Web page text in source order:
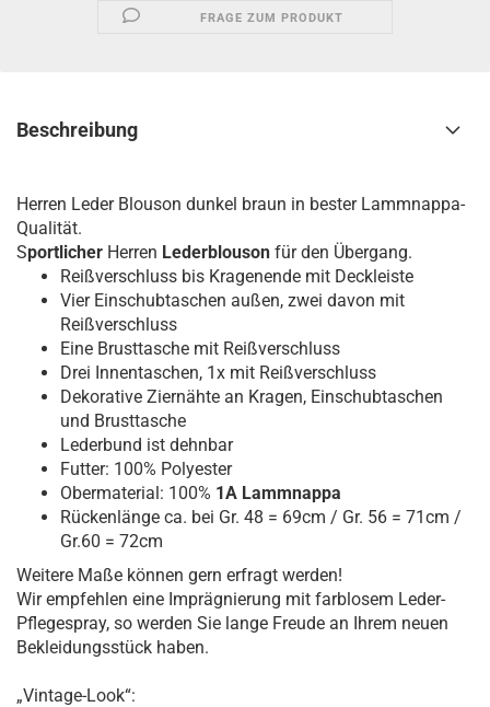
FRAGE ZUM PRODUKT
Beschreibung
Herren Leder Blouson dunkel braun in bester Lammnappa-
Qualität.
Sportlicher Herren Lederblouson für den Übergang.
Reißverschluss bis Kragenende mit Deckleiste
Vier Einschubtaschen außen, zwei davon mit
Reißverschluss
Eine Brusttasche mit Reißverschluss
Drei Innentaschen, 1x mit Reißverschluss
Dekorative Ziernähte an Kragen, Einschubtaschen
und Brusttasche
Lederbund ist dehnbar
Futter: 100% Polyester
Obermaterial: 100% 1A Lammnappa
Rückenlänge ca. bei Gr. 48 = 69cm / Gr. 56 = 71cm /
Gr.60 = 72cm
Weitere Maße können gern erfragt werden!
Wir empfehlen eine Imprägnierung mit farblosem Leder-
Pflegespray, so werden Sie lange Freude an Ihrem neuen
Bekleidungsstück haben.
„Vintage-Look“: